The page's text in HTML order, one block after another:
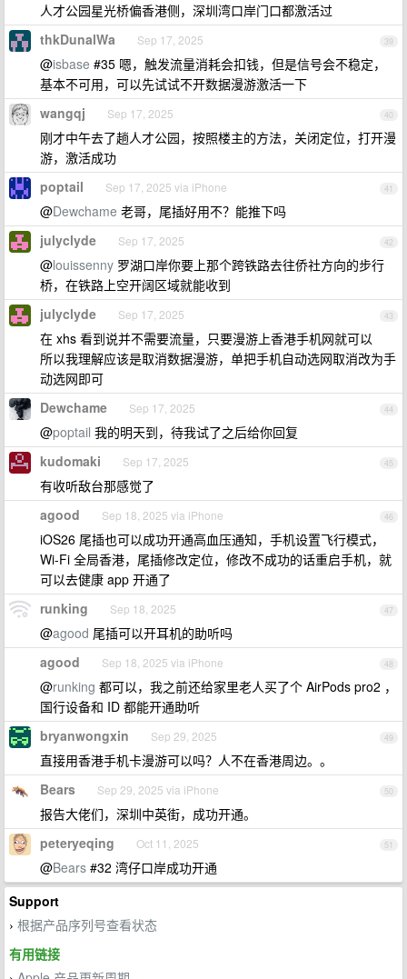
人才公园星光桥偏香港侧，深圳湾口岸门口都激活过
39
thkDunalWa Sep 17, 2025
@isbase #35 嗯，触发流量消耗会扣钱，但是信号会不稳定，
基本不可用，可以先试试不开数据漫游激活一下
40
wangqj Sep 17, 2025
刚才中午去了趟人才公园，按照楼主的方法，关闭定位，打开漫
游，激活成功
41
poptail Sep 17, 2025 via iPhone
@Dewchame 老哥，尾插好用不？能推下吗
42
julyclyde Sep 17, 2025
@louissenny 罗湖口岸你要上那个跨铁路去往侨社方向的步行
桥，在铁路上空开阔区域就能收到
43
julyclyde Sep 17, 2025
在 xhs 看到说并不需要流量，只要漫游上香港手机网就可以
所以我理解应该是取消数据漫游，单把手机自动选网取消改为手
动选网即可
44
Dewchame Sep 17, 2025
@poptail 我的明天到，待我试了之后给你回复
45
kudomaki Sep 17, 2025
有收听敌台那感觉了
46
agood Sep 18, 2025 via iPhone
iOS26 尾插也可以成功开通高血压通知，手机设置飞行模式，
Wi-Fi 全局香港，尾插修改定位，修改不成功的话重启手机，就
可以去健康 app 开通了
47
runking Sep 18, 2025
@agood 尾插可以开耳机的助听吗
48
agood Sep 18, 2025 via iPhone
@runking 都可以，我之前还给家里老人买了个 AirPods pro2 ，
国行设备和 ID 都能开通助听
49
bryanwongxin Sep 29, 2025
直接用香港手机卡漫游可以吗？人不在香港周边。。
50
Bears Sep 29, 2025 via iPhone
报告大佬们，深圳中英街，成功开通。
51
peteryeqing Oct 11, 2025
@Bears #32 湾仔口岸成功开通
Support
› 根据产品序列号查看状态
有用链接